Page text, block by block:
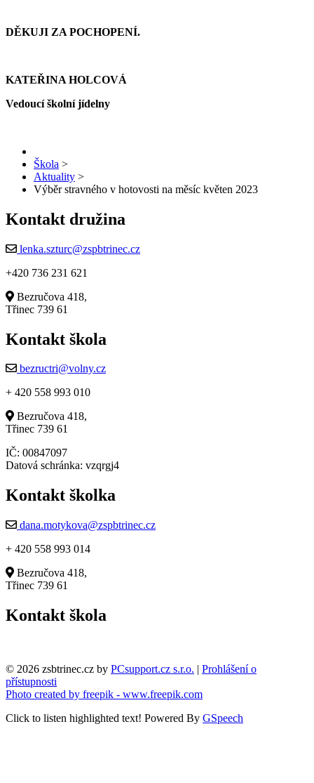
DĚKUJI ZA POCHOPENÍ.
KATEŘINA HOLCOVÁ
Vedoucí školní jídelny
Škola >
Aktuality >
Výběr stravného v hotovosti na měsíc květen 2023
Kontakt družina
lenka.szturc@zspbtrinec.cz
+420 736 231 621
Bezručova 418,
Třinec 739 61
Kontakt škola
bezructri@volny.cz
+ 420 558 993 010
Bezručova 418,
Třinec 739 61
IČ: 00847097
Datová schránka: vzqrgj4
Kontakt školka
dana.motykova@zspbtrinec.cz
+ 420 558 993 014
Bezručova 418,
Třinec 739 61
Kontakt škola
© 2026 zsbtrinec.cz by PCsupport.cz s.r.o. | Prohlášení o
přístupnosti
Photo created by freepik - www.freepik.com
Click to listen highlighted text! Powered By GSpeech